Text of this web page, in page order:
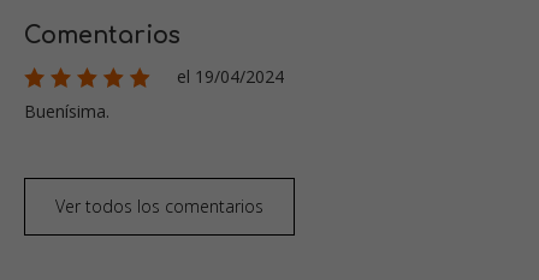
Comentarios
el 19/04/2024
Buenísima.
Ver todos los comentarios